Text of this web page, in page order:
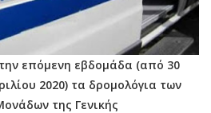
επόμενη εβδομάδα (από 30
2020) τα δρομολόγια των
της Γενικής